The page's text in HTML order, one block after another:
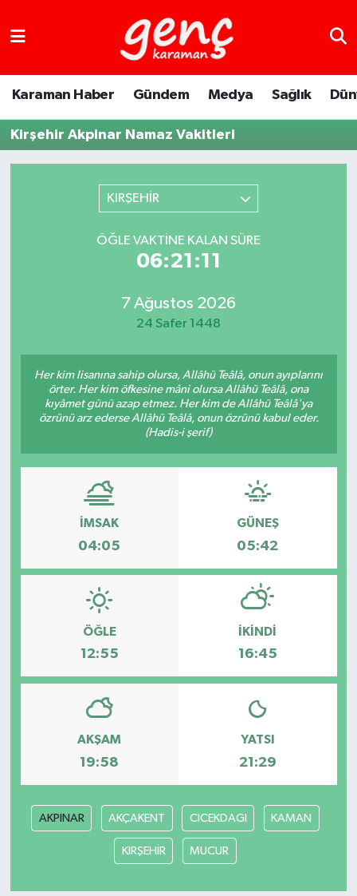
Karaman Haber Gündem Medya Sağlık
Kirşehir Akpinar Namaz Vakitleri
KIRŞEHİR
ÖĞLE VAKTINE KALAN SÜRE
06:21:11
7 Ağustos 2026
24 Safer 1448
Her kim lisanına sahip olursa, Allâhü Teâlâ, onun ayıplarını
örter. Her kim öfkesine mâni olursa Allâhü Teâlâ, ona
kıyâmet günü azap etmez. Her kim de Allâhü Teâlâ'ya
özrünü arz ederse Allâhü Teâlâ, onun özrünü kabul eder.
(Hadis-i şerif)
İMSAK
04:05
GÜNEŞ
05:42
ÖĞLE
12:55
İKINDI
16:45
AKŞAM
19:58
YATSI
21:29
AKPINAR AKÇAKENT CICEKDAGI KAMAN
KIRŞEHİR MUCUR